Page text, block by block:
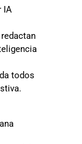
IA
todos